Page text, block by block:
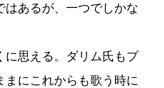
はあるが、一つでしかな
に思える。ダリム氏もプ
まにこれからも歌う時に